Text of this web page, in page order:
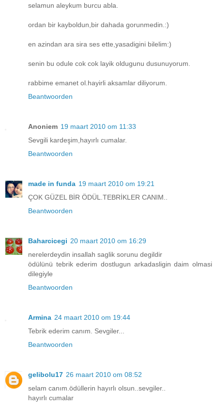
selamun aleykum burcu abla.
ordan bir kayboldun,bir dahada gorunmedin.:)
en azindan ara sira ses ette,yasadigini bilelim:)
senin bu odule cok cok layik oldugunu dusunuyorum.
rabbime emanet ol.hayirli aksamlar diliyorum.
Beantwoorden
Anoniem 19 maart 2010 om 11:33
Sevgili kardeşim,hayırlı cumalar.
Beantwoorden
made in funda 19 maart 2010 om 19:21
ÇOK GÜZEL BİR ÖDÜL.TEBRİKLER CANIM..
Beantwoorden
Baharcicegi 20 maart 2010 om 16:29
nerelerdeydin insallah saglik sorunu degildir
ödülünü tebrik ederim dostlugun arkadasligin daim olmasi
dilegiyle
Beantwoorden
Armina 24 maart 2010 om 19:44
Tebrik ederim canım. Sevgiler...
Beantwoorden
gelibolu17 26 maart 2010 om 08:52
selam canım.ödüllerin hayırlı olsun..sevgiler..
hayırlı cumalar